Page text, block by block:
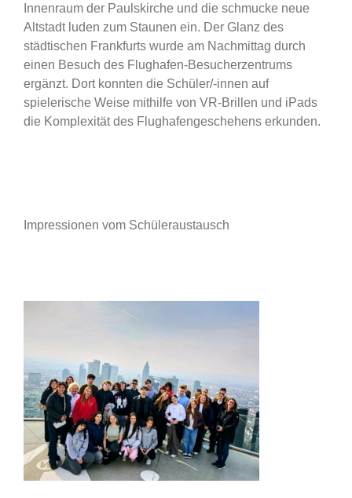
Innenraum der Paulskirche und die schmucke neue
Altstadt luden zum Staunen ein. Der Glanz des
städtischen Frankfurts wurde am Nachmittag durch
einen Besuch des Flughafen-Besucherzentrums
ergänzt. Dort konnten die Schüler/-innen auf
spielerische Weise mithilfe von VR-Brillen und iPads
die Komplexität des Flughafengeschehens erkunden.
Impressionen vom Schüleraustausch